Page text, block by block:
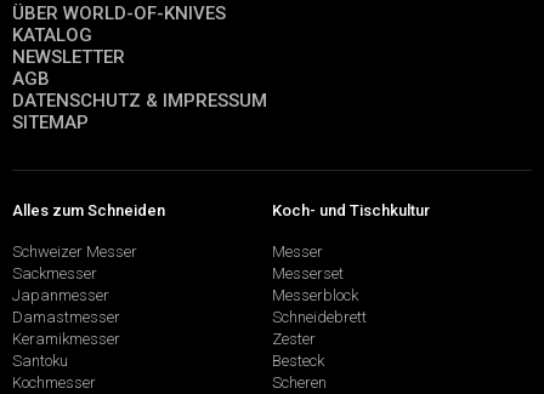
ÜBER WORLD-OF-KNIVES
KATALOG
NEWSLETTER
AGB
DATENSCHUTZ & IMPRESSUM
SITEMAP
Alles zum Schneiden
Schweizer Messer
Sackmesser
Japanmesser
Damastmesser
Keramikmesser
Santoku
Kochmesser
Koch- und Tischkultur
Messer
Messerset
Messerblock
Schneidebrett
Zester
Besteck
Scheren